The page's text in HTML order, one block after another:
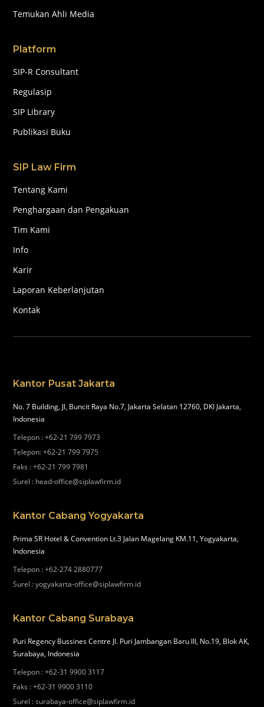
Temukan Ahli Media
Platform
SIP-R Consultant
Regulasip
SIP Library
Publikasi Buku
SIP Law Firm
Tentang Kami
Penghargaan dan Pengakuan
Tim Kami
Info
Karir
Laporan Keberlanjutan
Kontak
Kantor Pusat Jakarta
No. 7 Building, Jl, Buncit Raya No.7, Jakarta Selatan 12760, DKI Jakarta,
Indonesia
Telepon :+62-21 799 7973
Telepon:+62-21 799 7975
Faks :+62-21 799 7981
Surel : head-office@siplawfirm.id
Kantor Cabang Yogyakarta
Prima SR Hotel & Convention Lt.3 Jalan Magelang KM.11, Yogyakarta,
Indonesia
Telepon :+62-274 2880777
Surel :yogyakarta-office@siplawfirm.id
Kantor Cabang Surabaya
Puri Regency Bussines Centre Jl. Puri Jambangan Baru III, No.19, Blok AK,
Surabaya, Indonesia
Telepon :+62-31 9900 3117
Faks :+62-31 9900 3110
Surel :surabaya-office@siplawfirm.id